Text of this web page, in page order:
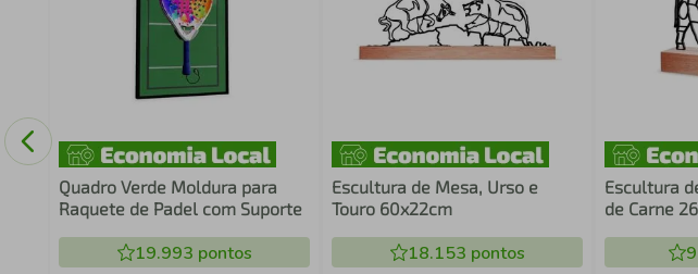
Quadro Verde Moldura para
Raquete de Padel com Suporte
19.993 pontos
Escultura de Mesa, Urso e
Touro 60x22cm
18.153 pontos
Escultura
de Carne